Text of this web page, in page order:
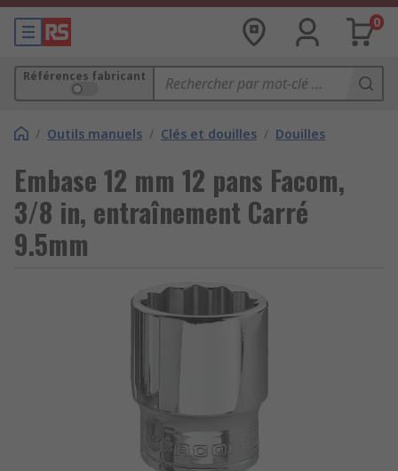
0
Références fabricant
/ Outils manuels / Clés et douilles / Douilles
Embase 12 mm 12 pans Facom,
3/8 in, entraînement Carré
9.5mm